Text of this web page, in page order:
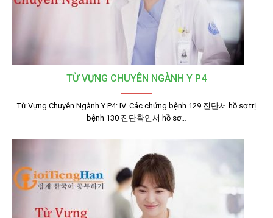
TỪ VỰNG CHUYÊN NGÀNH Y P4
Từ Vựng Chuyên Ngành Y P4: IV. Các chứng bệnh 129 진단서 hồ sơ trị
bệnh 130 진단확인서 hồ sơ…